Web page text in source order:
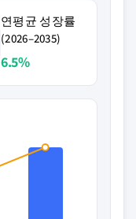
연평균 성장률
(2026–2035)
6.5%